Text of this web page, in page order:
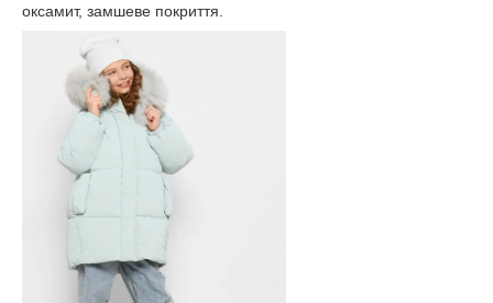
оксамит, замшеве покриття.